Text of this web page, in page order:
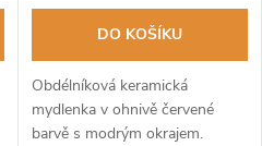
DO KOŠÍKU
Obdélníková keramická
mydlenka v ohnivě červené
barvě s modrým okrajem.